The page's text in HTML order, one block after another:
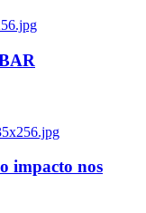
impacto nos